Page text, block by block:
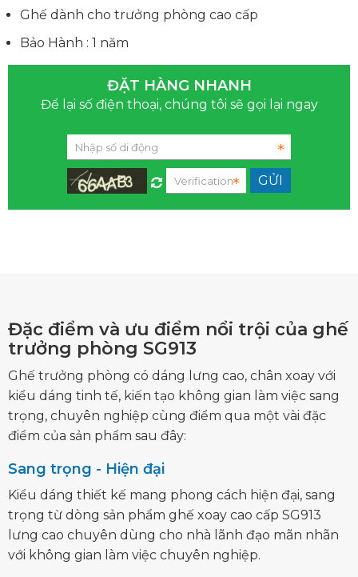
Ghế dành cho trưởng phòng cao cấp
Bảo Hành : 1 năm
ĐẶT HÀNG NHANH
Để lại số điện thoại, chúng tôi sẽ gọi lại ngay
Đặc điểm và ưu điểm nổi trội của ghế
trưởng phòng SG913
Ghế trưởng phòng có dáng lưng cao, chân xoay với
kiểu dáng tinh tế, kiến tạo không gian làm việc sang
trọng, chuyên nghiệp cùng điểm qua một vài đặc
điểm của sản phẩm sau đây:
Sang trọng - Hiện đại
Kiểu dáng thiết kế mang phong cách hiện đại, sang
trọng từ dòng sản phẩm ghế xoay cao cấp SG913
lưng cao chuyên dùng cho nhà lãnh đạo mãn nhãn
với không gian làm việc chuyên nghiệp.